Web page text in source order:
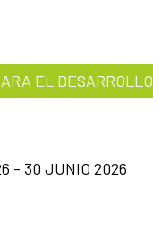
EL DESARROLLO
- 30 JUNIO 2026